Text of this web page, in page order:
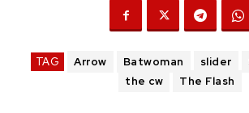
TAG Arrow Batwoman slider
the cw
The Flash